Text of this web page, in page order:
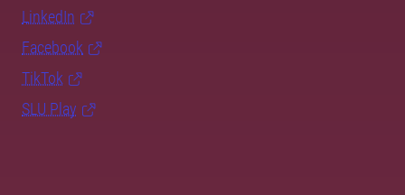
LinkedIn
Facebook
TikTok
SLU Play